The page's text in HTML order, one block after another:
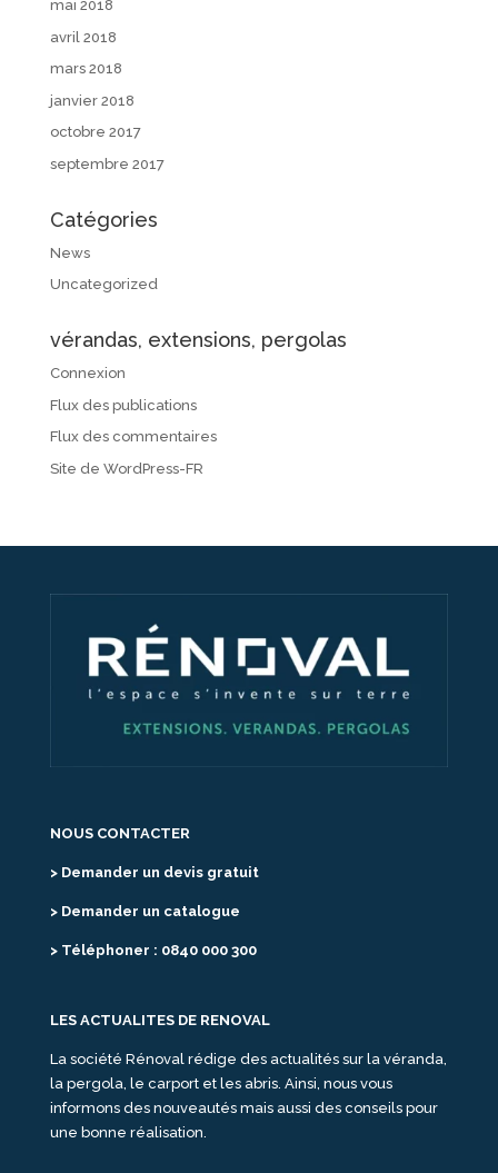
mai 2018
avril 2018
mars 2018
janvier 2018
octobre 2017
septembre 2017
Catégories
News
Uncategorized
vérandas, extensions, pergolas
Connexion
Flux des publications
Flux des commentaires
Site de WordPress-FR
NOUS CONTACTER
> Demander un devis gratuit
> Demander un catalogue
> Téléphoner : 0840 000 300
LES ACTUALITES DE RENOVAL
La société Rénoval rédige des actualités sur la véranda,
la pergola, le carport et les abris. Ainsi, nous vous
informons des nouveautés mais aussi des conseils pour
une bonne réalisation.